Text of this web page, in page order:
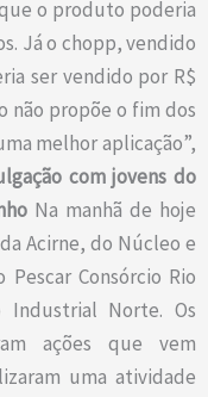
o produto poderia
Já o chopp, vendido
ser vendido por R$
não propõe o fim dos
melhor aplicação”,
com jovens do
Na manhã de hoje
Acirne, do Núcleo e
Consórcio Rio
Industrial Norte. Os
ações que vem
uma atividade